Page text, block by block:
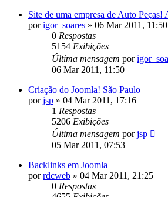
Site de uma empresa de Auto Peças!
porigor_soares » 06 Mar 2011, 11:50
0 Respostas
5154 Exibições
Última mensagem por
06 Mar 2011, 11:50
Criação do Joomla! São Paulo
porjsp » 04 Mar 2011, 17:16
1 Respostas
5206 Exibições
Última mensagem porjsp
05 Mar 2011, 07:53
Backlinks em Joomla
porrdcweb » 04 Mar 2011, 21:25
0 Respostas